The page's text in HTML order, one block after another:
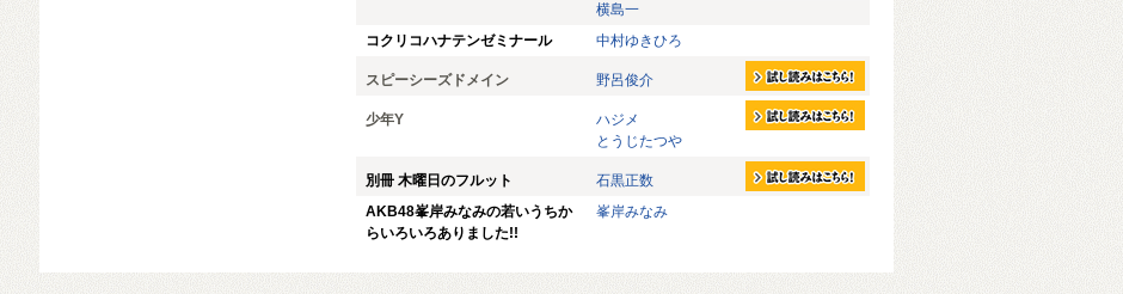
横島一
コクリコハナテンゼミナール
中村ゆきひろ
スピーシーズドメイン 野呂俊介
少年Y
ハジメ
とうじたつや
別冊 木曜日のフルット
石黒正数
AKB48峯岸みなみの若いうちか
らいろいろありました!!
峯岸みなみ